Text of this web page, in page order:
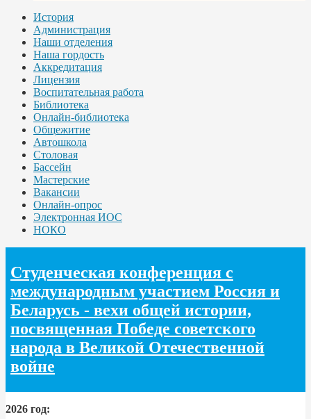
История
Администрация
Наши отделения
Наша гордость
Аккредитация
Лицензия
Воспитательная работа
Библиотека
Онлайн-библиотека
Общежитие
Автошкола
Столовая
Бассейн
Мастерские
Вакансии
Онлайн-опрос
Электронная ИОС
НОКО
Студенческая конференция с
международным участием Россия и
Беларусь - вехи общей истории,
посвященная Победе советского
народа в Великой Отечественной
войне
2026 год: